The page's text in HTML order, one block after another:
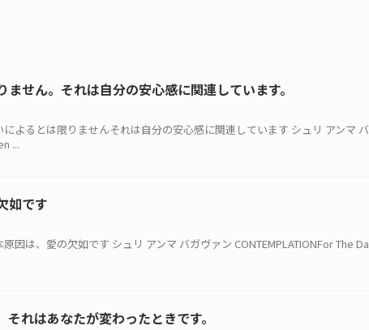
せん。それは自分の安心感に関連しています。
よるとは限りませんそれは自分の安心感に関連しています シュリ アンマ
...
如です
因は、愛の欠如です シュリ アンマ バガヴァン CONTEMPLATIONFor The
れはあなたが変わったときです。